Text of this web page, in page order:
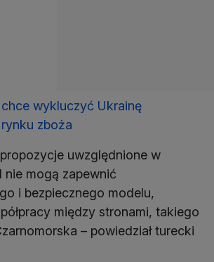
chce wykluczyć Ukrainę
zboża
uwzględnione w
nie mogą zapewnić
i bezpiecznego modelu,
między stronami, takiego
– powiedział turecki